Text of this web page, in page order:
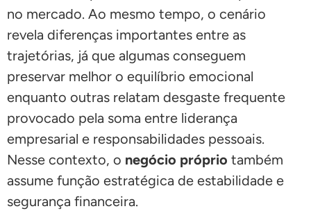
no mercado. Ao mesmo tempo, o cenário
revela diferenças importantes entre as
trajetórias, já que algumas conseguem
preservar melhor o equilíbrio emocional
enquanto outras relatam desgaste frequente
provocado pela soma entre liderança
empresarial e responsabilidades pessoais.
Nesse contexto, o negócio próprio também
assume função estratégica de estabilidade e
segurança financeira.